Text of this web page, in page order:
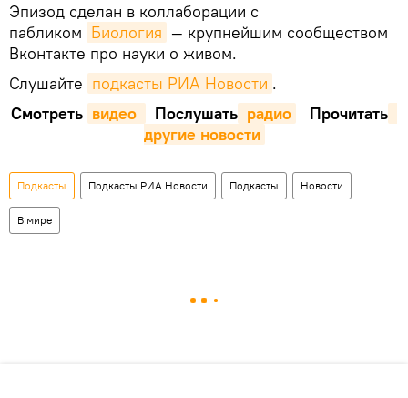
Эпизод сделан в коллаборации с
пабликом Биология — крупнейшим сообществом
Вконтакте про науки о живом.
Слушайте подкасты РИА Новости .
Смотреть видео Послушать радио
Прочитать
другие новости
Подкасты Подкасты РИА Новости Подкасты Новости
В мире